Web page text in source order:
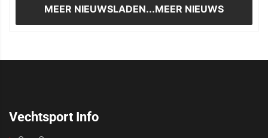
MEER NIEUWSLADEN...MEER NIEUWS
Vechtsport Info